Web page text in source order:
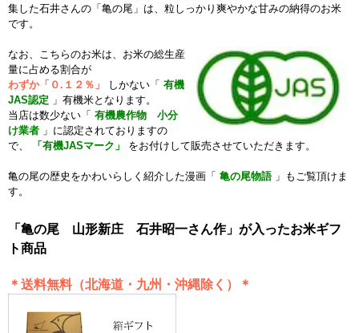
集した石井さんの「亀の尾」は、粒しっかり爽やかな甘みの納得のお米
です。
なお、こちらのお米は、お米の総生産
量に占める割合が
わずか「０.１２％」
しかない「 有機
JAS認定 」有機米となります。
当店は数少ない「 有機農作物 小分
け業者 」に認定されておりますの
で、
「有機JASマーク」 をお付けして販売させていただきます。
亀の尾の歴史をかわいらしく紹介した漫画「 亀の尾物語 」もご覧頂けま
す。
「亀の尾 山形新庄 石井昭一さん作」が入ったお米ギフ
ト商品
＊送料無料（北海道・九州・沖縄除く）＊